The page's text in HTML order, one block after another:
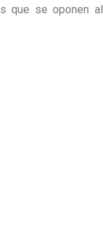
que se oponen al